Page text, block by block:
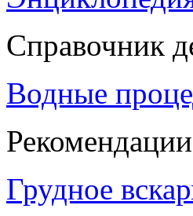
Справочник
Водные
Грудное